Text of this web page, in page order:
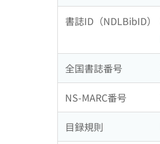
書誌ID（NDLBibID）
全国書誌番号
NS-MARC番号
目録規則